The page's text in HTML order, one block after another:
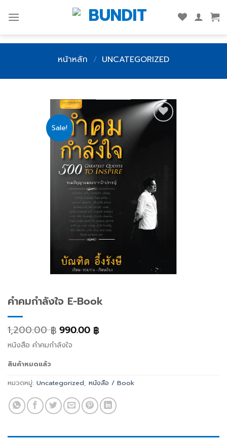
content
หน้าหลัก / UNCATEGORIZED
Sale!
คำคมกำลังใจ E-Book
1,200.00฿ 990.00 ฿
หนังสือ คำคมกำลังใจ
สินค้าหมดแล้ว
หมวดหมู่: Uncategorized, หนังสือ / Book